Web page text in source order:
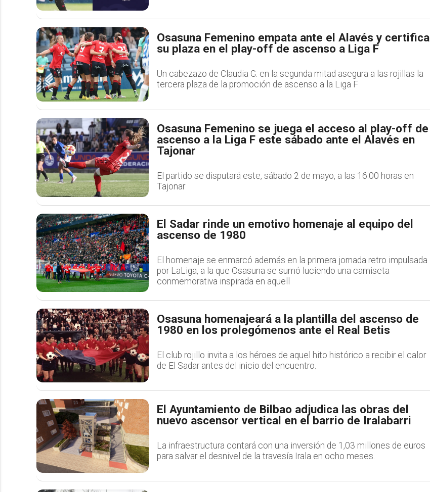
Osasuna Femenino empata ante el Alavés y certifica
su plaza en el play-off de ascenso a Liga F
Un cabezazo de Claudia G. en la segunda mitad asegura a las rojillas la
tercera plaza de la promoción de ascenso a la Liga F
Osasuna Femenino se juega el acceso al play-off de
ascenso a la Liga F este sábado ante el Alavés en
Tajonar
El partido se disputará este, sábado 2 de mayo, a las 16:00 horas en
Tajonar
El Sadar rinde un emotivo homenaje al equipo del
ascenso de 1980
El homenaje se enmarcó además en la primera jornada retro impulsada
por LaLiga, a la que Osasuna se sumó luciendo una camiseta
conmemorativa inspirada en aquell
Osasuna homenajeará a la plantilla del ascenso de
1980 en los prolegómenos ante el Real Betis
El club rojillo invita a los héroes de aquel hito histórico a recibir el calor
de El Sadar antes del inicio del encuentro.
El Ayuntamiento de Bilbao adjudica las obras del
nuevo ascensor vertical en el barrio de Iralabarri
La infraestructura contará con una inversión de 1,03 millones de euros
para salvar el desnivel de la travesía Irala en ocho meses.